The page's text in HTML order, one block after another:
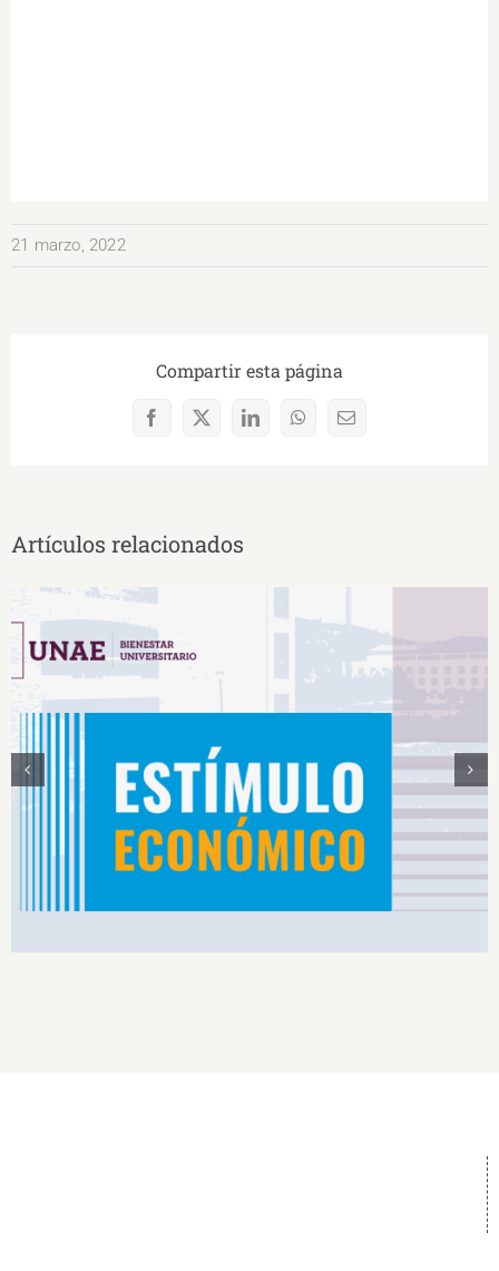
21 marzo, 2022
Compartir esta página
Facebook
X LinkedInWhatsAppCorreo
Artículos relacionados
Estímulos Económicos para Deportistas de Alto
Rendimiento IS2026